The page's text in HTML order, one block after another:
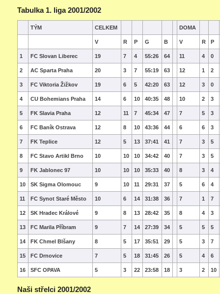
Tabulka 1. liga 2001/2002
TÝM CELKEM DOMA
V R P G B V R P
1 FC Slovan Liberec 19 7 4 55:26 64 11 4 0
2 AC Sparta Praha 20 3 7 55:19 63 12 1 2
3 FC Viktoria Žižkov 19 6 5 42:20 63 12 3 0
4 CU Bohemians Praha 14 6 10 40:35 48 10 2 3
5 FK Slavia Praha 12 11 7 45:34 47 7 5 3
6 FC Baník Ostrava 12 8 10 43:36 44 6 6 3
7 FK Teplice 12 5 13 37:41 41 7 3 5
8 FC Stavo Artikl Brno 10 10 10 34:42 40 7 3 5
9 FK Jablonec 97 10 10 10 35:33 40 8 3 4
10 SK Sigma Olomouc 9 10 11 29:31 37 5 6 4
11 FC Synot Staré Město 10 6 14 31:38 36 7 1 7
12 SK Hradec Králové 9 8 13 28:42 35 8 4 3
13 FC Marila Příbram 9 7 14 27:39 34 5 5 5
14 FK Chmel Blšany 8 5 17 35:51 29 5 3 7
15 FC Drnovice 7 5 18 31:45 26 5 4 6
16 SFC OPAVA 5 3 22 23:58 18 3 2 10
Naši střelci 2001/2002